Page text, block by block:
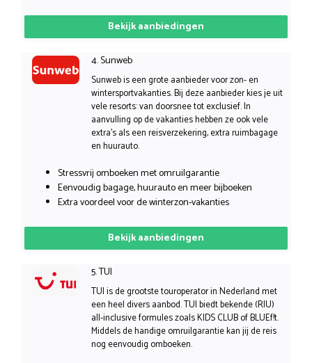
Bekijk aanbiedingen
4. Sunweb
Sunweb is een grote aanbieder voor zon- en
wintersportvakanties. Bij deze aanbieder kies je uit
vele resorts: van doorsnee tot exclusief. In
aanvulling op de vakanties hebben ze ook vele
extra’s als een reisverzekering, extra ruimbagage
en huurauto.
Stressvrij omboeken met omruilgarantie
Eenvoudig bagage, huurauto en meer bijboeken
Extra voordeel voor de winterzon-vakanties
Bekijk aanbiedingen
5. TUI
TUI is de grootste touroperator in Nederland met
een heel divers aanbod. TUI biedt bekende (RIU)
all-inclusive formules zoals KIDS CLUB of BLUEf!t.
Middels de handige omruilgarantie kan jij de reis
nog eenvoudig omboeken.